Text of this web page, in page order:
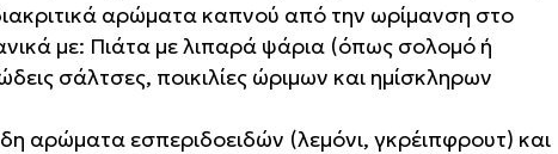
αρώματα καπνού από την ωρίμανση στο
με: Πιάτα με λιπαρά ψάρια (όπως σολομό ή
σάλτσες, ποικιλίες ώριμων και ημίσκληρων
αρώματα εσπεριδοειδών (λεμόνι, γκρέιπφρουτ) και